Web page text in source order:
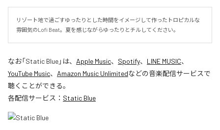
リゾート地で過ごすゆったりとした時間をイメージして作ったトロピカルな
雰囲気のLofi Beat。夏を感じながらゆったりとチルしてください。
なお「Static Blue」は、 Apple Music、 Spotify、 LINE MUSIC、
YouTube Music、 Amazon Music Unlimitedなどの音楽配信サービスで
聴くことができる。
各配信サービス： Static Blue